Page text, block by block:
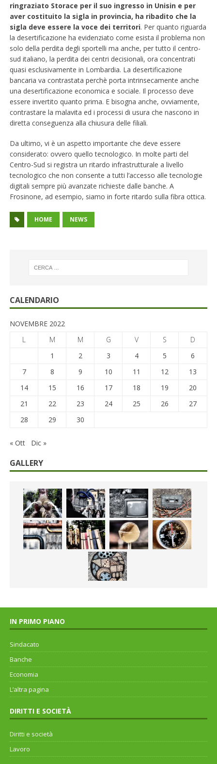
ringraziato Storace per il suo ingresso in Unisin e per
aver costituito la sigla in provincia, ha ribadito che la
sigla deve essere la voce dei territori. Per quanto riguarda
la desertificazione ha evidenziato come esista il problema non
solo della perdita degli sportelli ma anche, per tutto il centro-
sud italiano, la perdita dei centri decisionali, ora concentrati
quasi esclusivamente in Lombardia. La desertificazione
bancaria va contrastata perchè porta intrinsecamente anche
una desertificazione economica e sociale. Il processo deve
essere invertito quanto prima. E bisogna anche, ovviamente,
contrastare la malavita ed i processi di usura che nascono in
diretta conseguenza alla chiusura delle filiali.
Da ultimo, vi è un aspetto importante che deve essere
considerato: ovvero quello tecnologico. In molte parti del
Centro-Sud si registra un ritardo infrastrutturale a livello
tecnologico che non consente a tutti l’accesso alle tecnologie
digitali sempre più avanzate richieste dalle banche. A
Frosinone, ad esempio, siamo in forte ritardo sulla fibra ottica.
HOME NEWS
CALENDARIO
NOVEMBRE 2022
L
M M G V S
D
1
2 3 4 5
6
7
8 9 10 11 12
13
14
15 16 17 18 19
20
21
22 23 24 25 26
27
28
29 30
« Ott Dic »
GALLERY
IN PRIMO PIANO
Sindacato
Banche
Economia
L’altra pagina
DIRITTI E SOCIETÀ
Diritti e società
Lavoro